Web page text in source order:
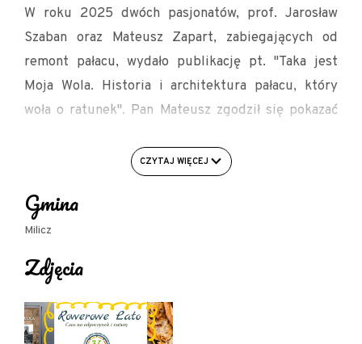
W roku 2025 dwóch pasjonatów, prof. Jarosław
Szaban oraz Mateusz Zapart, zabiegających od
remont pałacu, wydało publikację pt. "Taka jest
Moja Wola. Historia i architektura pałacu, który
woła o ratunek". Pan Mateusz zgodził się pokazać
Chętni mogą też zakupić książkę w cenie 55 zł - w
kontakt osoby, które są zainteresowane
zamówieniem książki - pan Matusz przywiezie
zamówione egzemplarze z księgarni.
Pan Mateusz Zapart nie pobiera wynagrodzenia za
swoje oprowadzanie, ale mile widziane są cegiełki
na rzecz działań związanych z dokumentowaniem i
CZYTAJ WIĘCEJ
Gmina
Milicz
Zdjęcia